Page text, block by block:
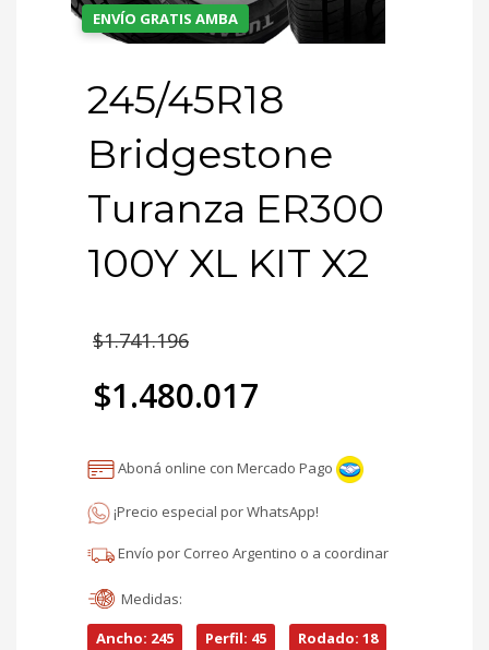
ENVÍO GRATIS AMBA
245/45R18
Bridgestone
Turanza ER300
100Y XL KIT X2
$1.741.196
precio
era:
$1.741.196.
$1.480.017
precio
actual
es:
$1.480.017.
Aboná online con Mercado Pago
¡Precio especial por WhatsApp!
Envío por Correo Argentino o a coordinar
Medidas:
Ancho: 245
Perfil: 45 Rodado: 18